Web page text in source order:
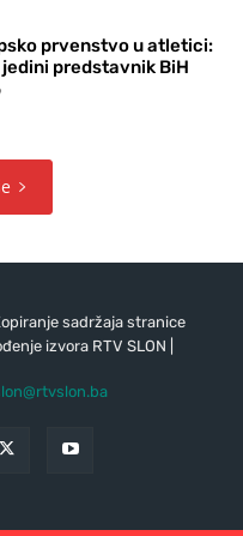
prvenstvo u atletici:
jedini predstavnik BiH
sadržaja stranice
izvora RTV SLON |